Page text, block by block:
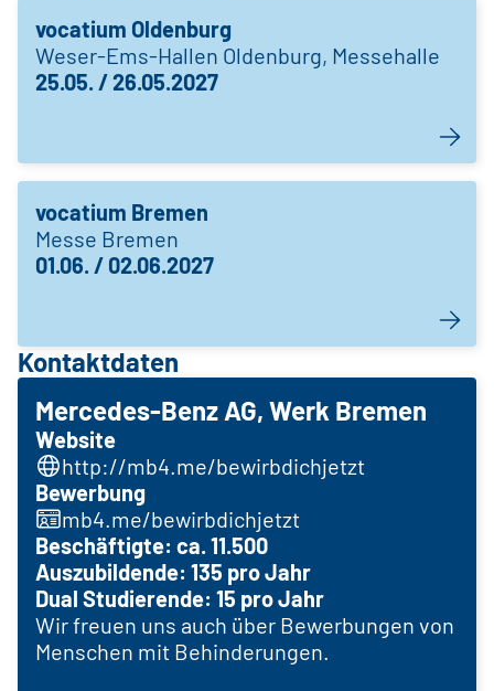
vocatium Oldenburg
Weser-Ems-Hallen Oldenburg, Messehalle
25.05. / 26.05.2027
vocatium Bremen
Messe Bremen
01.06. / 02.06.2027
Kontaktdaten
Mercedes-Benz AG, Werk Bremen
Website
http://mb4.me/bewirbdichjetzt
Bewerbung
mb4.me/bewirbdichjetzt
Beschäftigte: ca. 11.500
Auszubildende: 135 pro Jahr
Dual Studierende: 15 pro Jahr
Wir freuen uns auch über Bewerbungen von
Menschen mit Behinderungen.